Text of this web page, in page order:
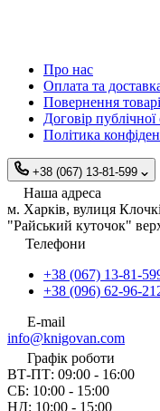
Про нас
Оплата та
Повернення
Договір
Політика
+38 (067) 13-81-599
Наша адреса
м. Харків, вулиця
"Райський куточок"
Телефони
+38 (067) 13-81-
+38 (096) 62-96-
E-mail
info@knigovan.com
Графік роботи
ВТ-ПТ: 09:00 - 16:00
СБ: 10:00 - 15:00
НД: 10:00 - 15:00